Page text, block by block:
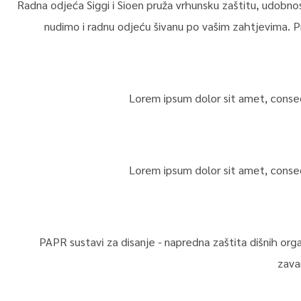
Radna odjeća Siggi i Sioen pruža vrhunsku zaštitu,
nudimo i radnu odjeću šivanu po vašim
Lorem ipsum dolor sit amet,
Lorem ipsum dolor sit amet,
PAPR sustavi za disanje - napredna zaštita dišnih